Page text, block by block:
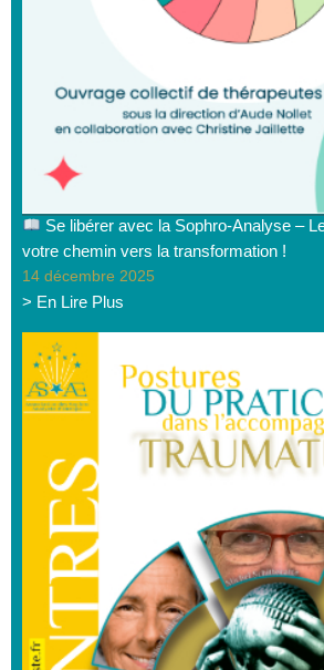
Se libérer avec la Sophro-Analyse –
votre chemin vers la transformation !
14 décembre 2025
> En Lire Plus